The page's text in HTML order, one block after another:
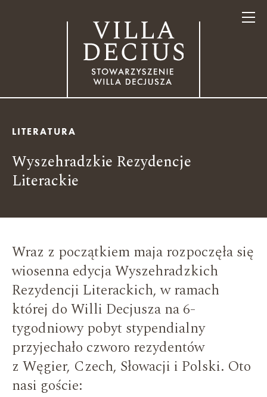
LITERATURA
Wyszehradzkie Rezydencje
Literackie
Wraz z początkiem maja rozpoczęła się
wiosenna edycja Wyszehradzkich
Rezydencji Literackich, w ramach
której do Willi Decjusza na 6-
tygodniowy pobyt stypendialny
przyjechało czworo rezydentów
z Węgier, Czech, Słowacji i Polski. Oto
nasi goście: